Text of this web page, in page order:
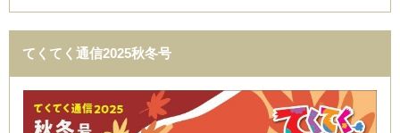
てくてく通信2025秋冬号